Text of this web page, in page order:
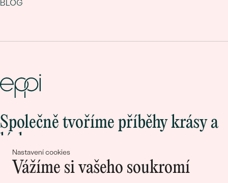
Nastavení cookies
Vážíme si vašeho soukromí
BLOG
Společně tvoříme příběhy krásy a
lásky
Připojte se k nám!